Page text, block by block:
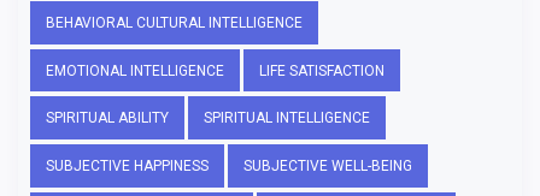
BEHAVIORAL CULTURAL INTELLIGENCE
EMOTIONAL INTELLIGENCE LIFE SATISFACTION
SPIRITUAL ABILITY SPIRITUAL INTELLIGENCE
SUBJECTIVE HAPPINESS SUBJECTIVE WELL-BEING